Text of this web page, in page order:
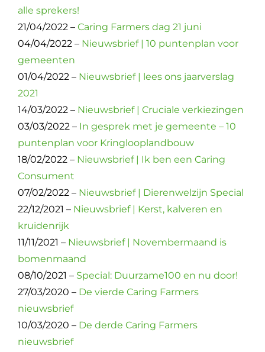
alle sprekers!
21/04/2022 – Caring Farmers dag 21 juni
04/04/2022 – Nieuwsbrief | 10 puntenplan voor
gemeenten
01/04/2022 – Nieuwsbrief | lees ons jaarverslag
2021
14/03/2022 – Nieuwsbrief | Cruciale verkiezingen
03/03/2022 – In gesprek met je gemeente – 10
puntenplan voor Kringlooplandbouw
18/02/2022 – Nieuwsbrief | Ik ben een Caring
Consument
07/02/2022 – Nieuwsbrief | Dierenwelzijn Special
22/12/2021 – Nieuwsbrief | Kerst, kalveren en
kruidenrijk
11/11/2021 – Nieuwsbrief | Novembermaand is
bomenmaand
08/10/2021 – Special: Duurzame100 en nu door!
27/03/2020 – De vierde Caring Farmers
nieuwsbrief
10/03/2020 – De derde Caring Farmers
nieuwsbrief